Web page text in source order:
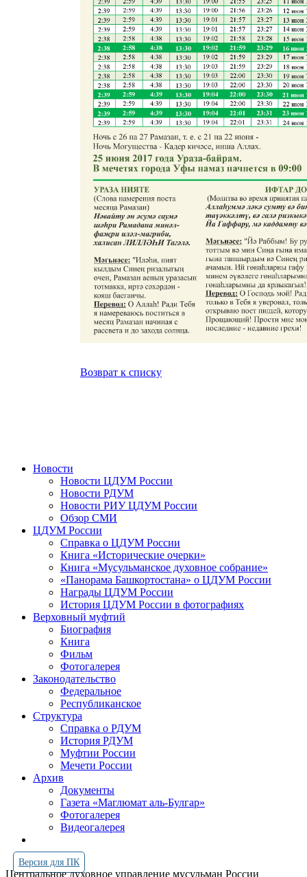
Возврат к списку
Новости
Новости ЦДУМ России
Новости РДУМ
Новости РИУ ЦДУМ России
Обзор СМИ
ЦДУМ России
Справка о ЦДУМ России
Книга «Исторические очерки»
Книга «Мусульманское духовное собрание»
«Панорама Башкортостана» о ЦДУМ России
Награды ЦДУМ России
История ЦДУМ России в фотографиях
Верховный муфтий
Биография
Книга
Фильм
Фотогалерея
Законодательство
Федеральное
Республиканское
Структура
Справка о РДУМ
История РДУМ
Муфтии России
Мечети России
Архив
Документы
Газета «Маглюмат аль-Булгар»
Фотогалерея
Видеогалерея
Версия для ПК
Центральное духовное управление мусульман России